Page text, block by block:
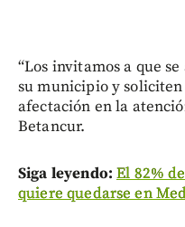
“Los invitamos a que
su municipio y
afectación en la
Betancur.
Siga leyendo:El 82%
quiere quedarse en